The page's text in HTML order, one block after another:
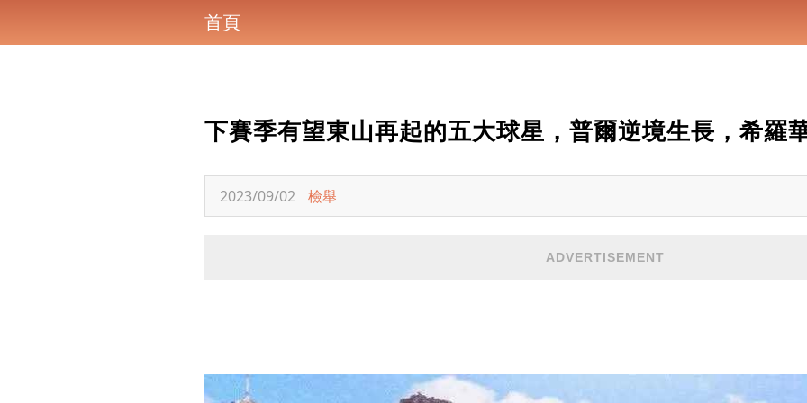
首頁
下賽季有望東山再起的五大球星，普爾逆境生長，希羅
2023/09/02 檢舉
ADVERTISEMENT